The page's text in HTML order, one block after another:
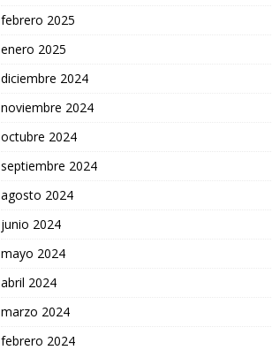
febrero 2025
enero 2025
diciembre 2024
noviembre 2024
octubre 2024
septiembre 2024
agosto 2024
junio 2024
mayo 2024
abril 2024
marzo 2024
febrero 2024